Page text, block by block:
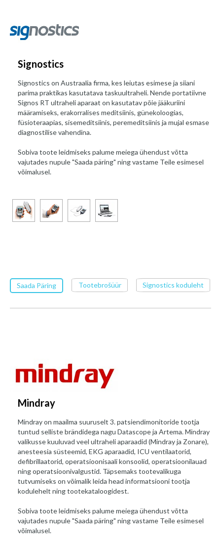
Signostics
Signostics on Austraalia firma, kes leiutas esimese ja siiani
parima praktikas kasutatava taskuultraheli. Nende portatiivne
Signos RT ultraheli aparaat on kasutatav põie jääkuriini
määramiseks, erakorralises meditsiinis, günekoloogias,
füsioteraapias, sisemeditsiinis, peremeditsiinis ja mujal esmase
diagnostilise vahendina.
Sobiva toote leidmiseks palume meiega ühendust võtta
vajutades nupule "Saada päring" ning vastame Teile esimesel
võimalusel.
Saada Päring Tootebrošüür Signostics koduleht
Mindray
Mindray on maailma suuruselt 3. patsiendimonitoride tootja
tuntud selliste brändidega nagu Datascope ja Artema. Mindray
valikusse kuuluvad veel ultraheli aparaadid (Mindray ja Zonare),
anesteesia süsteemid, EKG aparaadid, ICU ventilaatorid,
defibrillaatorid, operatsioonisaali konsoolid, operatsioonilauad
ning operatsioonivalgustid. Täpsemaks tootevalikuga
tutvumiseks on võimalik leida head informatsiooni tootja
kodulehelt ning tootekataloogidest.
Sobiva toote leidmiseks palume meiega ühendust võtta
vajutades nupule "Saada päring" ning vastame Teile esimesel
võimalusel.